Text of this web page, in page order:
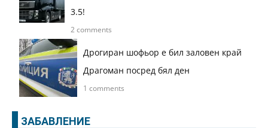
3.5!
2 comments
Дрогиран шофьор е бил заловен край
Драгоман посред бял ден
1 comments
ЗАБАВЛЕНИЕ